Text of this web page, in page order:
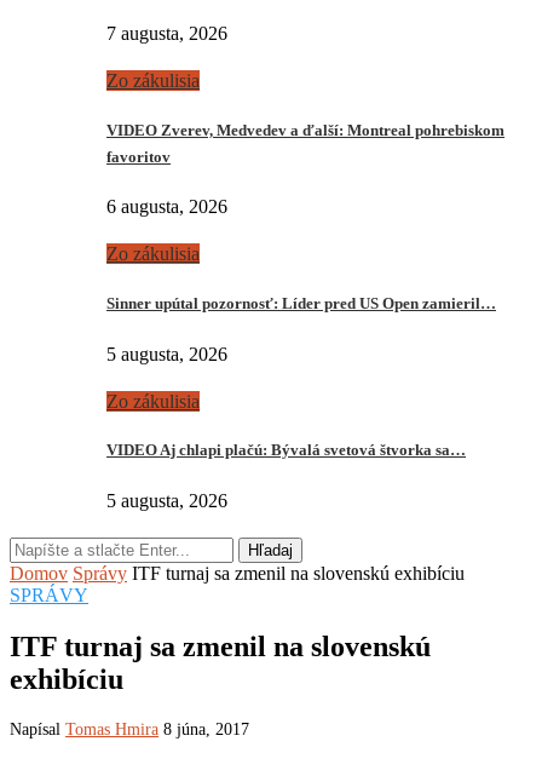
7 augusta, 2026
Zo zákulisia
VIDEO Zverev, Medvedev a ďalší: Montreal pohrebiskom
favoritov
6 augusta, 2026
Zo zákulisia
Sinner upútal pozornosť: Líder pred US Open zamieril…
5 augusta, 2026
Zo zákulisia
VIDEO Aj chlapi plačú: Bývalá svetová štvorka sa…
5 augusta, 2026
Hľadaj
Domov Správy ITF turnaj sa zmenil na slovenskú exhibíciu
SPRÁVY
ITF turnaj sa zmenil na slovenskú
exhibíciu
Napísal Tomas Hmira 8 júna, 2017